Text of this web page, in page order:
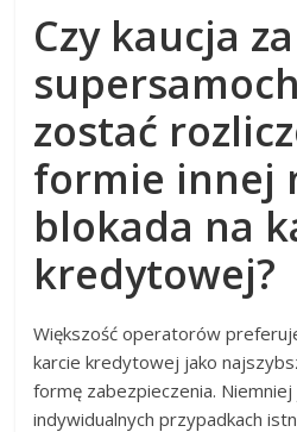
Czy kaucja
zostać
formie innej
blokada na
kredytowej?
Większość operatorów
karcie kredytowej jako
formę zabezpieczenia.
indywidualnych przypadkach